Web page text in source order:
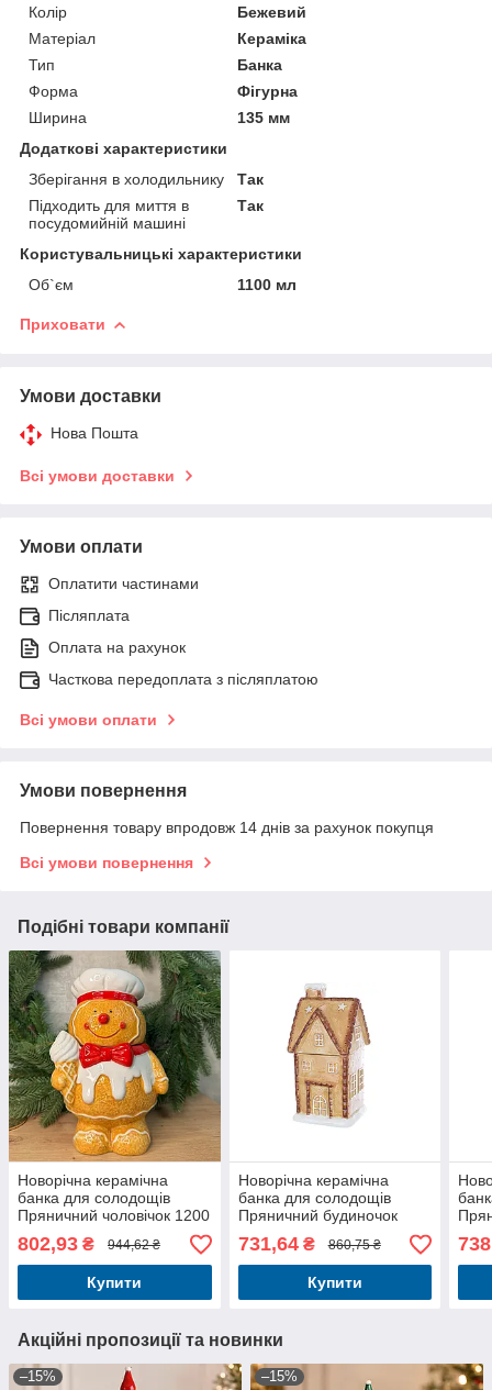
Колір
Бежевий
Матеріал
Кераміка
Тип
Банка
Форма
Фігурна
Ширина
135 мм
Додаткові характеристики
Зберігання в холодильнику
Так
Підходить для миття в
посудомийній машині
Так
Користувальницькі характеристики
Об`єм
1100 мл
Приховати
Умови доставки
Нова Пошта
Всі умови доставки
Умови оплати
Оплатити частинами
Післяплата
Оплата на рахунок
Часткова передоплата з післяплатою
Всі умови оплати
Умови повернення
Повернення товару впродовж 14 днів за рахунок покупця
Всі умови повернення
Подібні товари компанії
Новорічна керамічна
банка для солодощів
Пряничний чоловічок 1200
мл
802,93 ₴ 944,62 ₴
Купити
Новорічна керамічна
банка для солодощів
Пряничний будиночок
1000мл
731,64₴ 860,75 ₴
Купити
Акційні пропозиції та новинки
–15% –15%